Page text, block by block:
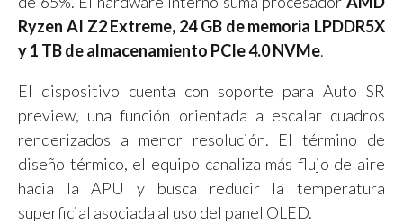
Ryzen AI Z2 Extreme, 24 GB de memoria LPDDR5X
y 1 TB de almacenamiento PCIe 4.0 NVMe.
El dispositivo cuenta con soporte para Auto SR
preview, una función orientada a escalar cuadros
renderizados a menor resolución. El término de
diseño térmico, el equipo canaliza más flujo de aire
hacia la APU y busca reducir la temperatura
superficial asociada al uso del panel OLED.